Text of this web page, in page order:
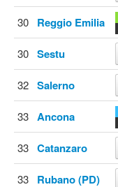
30 Reggio Emilia
30 Sestu
32 Salerno
33 Ancona
33 Catanzaro
33 Rubano (PD)